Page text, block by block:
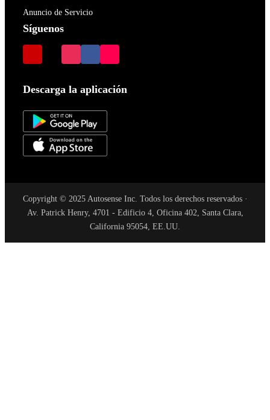
Anuncio de Servicio
Síguenos
Descarga la aplicación
Copyright © 2025 Autosense Inc. Todos los derechos reservados ·
Av. Patrick Henry, 4701 - Edificio 4, Oficina 402, Santa Clara,
California 95054, EE.UU.